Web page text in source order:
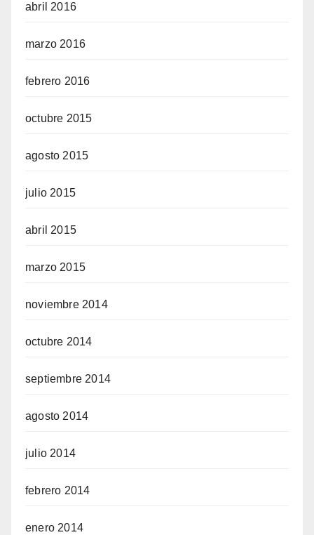
abril 2016
marzo 2016
febrero 2016
octubre 2015
agosto 2015
julio 2015
abril 2015
marzo 2015
noviembre 2014
octubre 2014
septiembre 2014
agosto 2014
julio 2014
febrero 2014
enero 2014